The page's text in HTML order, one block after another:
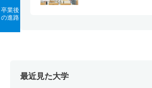
卒業後
の進路
最近見た大学